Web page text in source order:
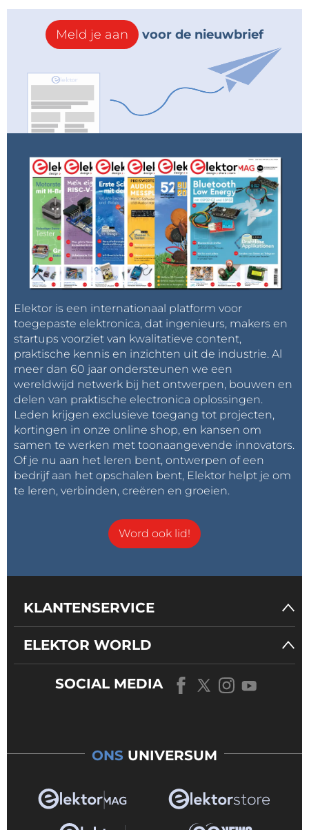
Meld je aan voor de nieuwbrief
Elektor is een internationaal platform voor
toegepaste elektronica, dat ingenieurs, makers en
startups voorziet van kwalitatieve content,
praktische kennis en inzichten uit de industrie. Al
meer dan 60 jaar ondersteunen we een
wereldwijd netwerk bij het ontwerpen, bouwen en
delen van praktische electronica oplossingen.
Leden krijgen exclusieve toegang tot projecten,
kortingen in onze online shop, en kansen om
samen te werken met toonaangevende innovators.
Of je nu aan het leren bent, ontwerpen of een
bedrijf aan het opschalen bent, Elektor helpt je om
te leren, verbinden, creëren en groeien.
Word ook lid!
KLANTENSERVICE
ELEKTOR WORLD
SOCIAL MEDIA
ONS UNIVERSUM